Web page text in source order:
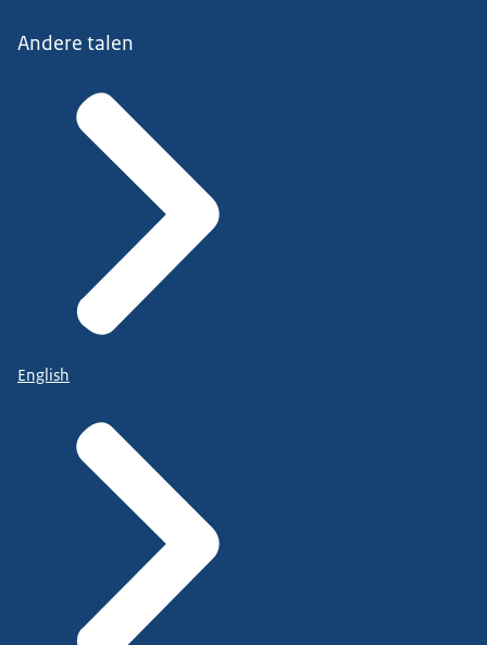
Andere talen
English